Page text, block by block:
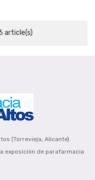
article(s)
(Torrevieja, Alicante).
exposición de parafarmacia